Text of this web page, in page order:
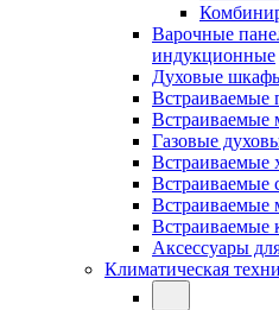
Варочные
индукционные
Духовые
Встраиваемые
Встраиваемые
Газовые
Встраиваемые
Встраиваемые
Встраиваемые
Аксессуары
Климатическая